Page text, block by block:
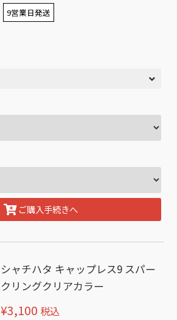
9営業日発送
ご購入手続きへ
シャチハタ キャップレス9 スパー
クリングクリアカラー
¥3,100 税込